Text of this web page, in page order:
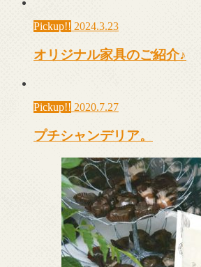
Pickup!! 2024.3.23
オリジナル家具のご紹介♪
Pickup!! 2020.7.27
プチシャンデリア。